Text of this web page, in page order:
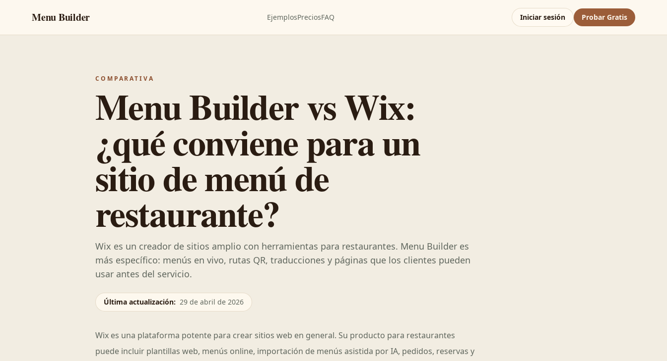
Menu Builder EjemplosPreciosFAQ Iniciar sesión Probar Gratis
COMPARATIVA
Menu Builder vs Wix:
¿qué conviene para un
sitio de menú de
restaurante?
Wix es un creador de sitios amplio con herramientas para restaurantes. Menu Builder es
más específico: menús en vivo, rutas QR, traducciones y páginas que los clientes pueden
usar antes del servicio.
Última actualización: 29 de abril de 2026
Wix es una plataforma potente para crear sitios web en general. Su producto para restaurantes
puede incluir plantillas web, menús online, importación de menús asistida por IA, pedidos, reservas y